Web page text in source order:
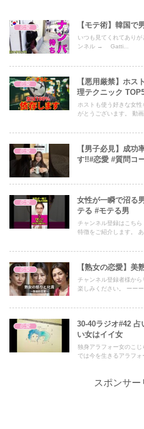
恋愛 【モテ術】韓国で
いつも見てくれてあり
ンネル → Gatti...
恋愛
【悪用厳禁】ホス
理テクニック
ホストも使う好きな女
がとうございます。 動
恋愛
【男子必見】成功
す‼️#恋愛 #質問コ
恋愛
女性が一瞬で沼る
テる #モテる男
チャンネル登録はこち
特徴をご紹介します。 あ
恋愛 【熟女の恋愛】美
チャンネル登録者様か
楽しみください。 ーーー
恋愛
30-40ラジオ#42
い女はイイ女
独身アラフォー女のこ
では今を生きるアラフォ
スポンサー